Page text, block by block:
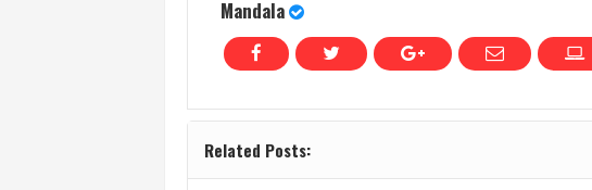
Mandala
Related Posts: